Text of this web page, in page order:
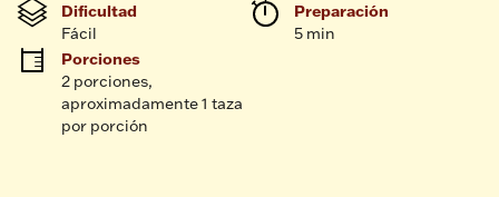
en
la
misma
página.
Dificultad
Fácil
Preparación
5 min
Porciones
2 porciones,
aproximadamente 1 taza
por porción